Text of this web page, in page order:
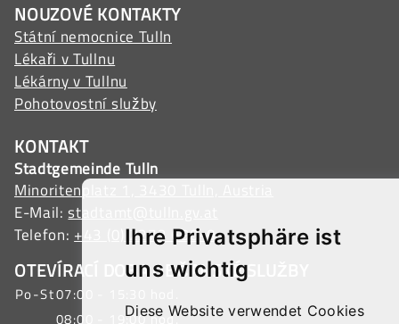
Ihre Privatsphäre ist
uns wichtig
Diese Website verwendet Cookies
NOUZOVÉ KONTAKTY
Státní nemocnice Tulln
Lékaři v Tullnu
Lékárny v Tullnu
Pohotovostní služby
KONTAKT
Stadtgemeinde Tulln
Minoritenplatz 1, 3430 Tulln, Austria
E-Mail:stadtamt@tulln.gv.at
Telefon:+43 (0) 2272 690-0
OTEVÍRACÍ DOBA OBČANSKÉ SLUŽBY
Po-St07:00 - 15:30 hod.
08:00 - 19:00 hod.